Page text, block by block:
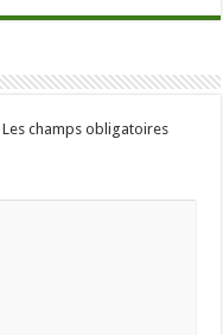
Les champs obligatoires